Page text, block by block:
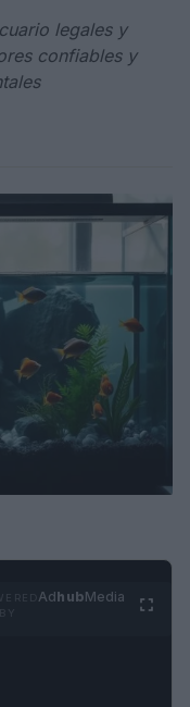
legales y
confiables y
AdhubMedia